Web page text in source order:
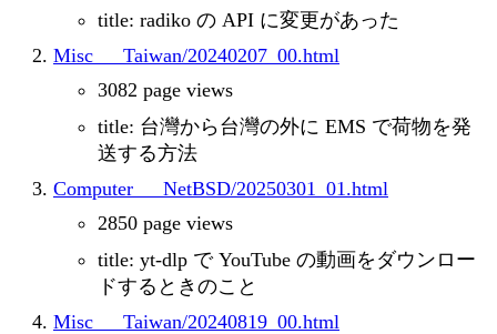
title: radiko の API に変更があった
Misc___Taiwan/20240207_00.html
3082 page views
title: 台灣から台灣の外に EMS で荷物を発
送する方法
Computer___NetBSD/20250301_01.html
2850 page views
title: yt-dlp で YouTube の動画をダウンロー
ドするときのこと
Misc___Taiwan/20240819_00.html